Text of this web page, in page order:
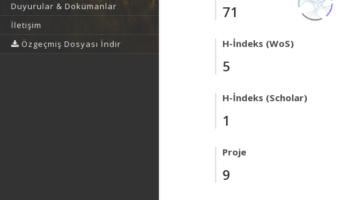
Duyurular & Dokümanlar
İletişim
Özgeçmiş Dosyası İndir
71
H-İndeks (WoS)
5
H-İndeks (Scholar)
1
Proje
9